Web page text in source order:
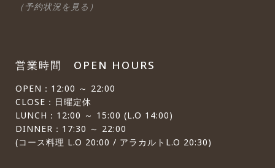
（予約状況を見る）
営業時間 OPEN HOURS
OPEN：12:00 ～ 22:00
CLOSE：日曜定休
LUNCH：12:00 ～ 15:00 (L.O 14:00)
DINNER：17:30 ～ 22:00
(コース料理 L.O 20:00 / アラカルトL.O 20:30)